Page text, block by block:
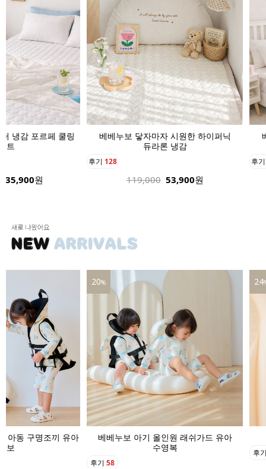
시원한 하이퍼닉
냉감
53,900원
베베누보 닿자마자 시원한 하이퍼닉
듀라론 냉감
후기 136
189,000 75,900원
후
원 래쉬가드 유아
복
24%
베베누보 아기 수영모자 버킷햇